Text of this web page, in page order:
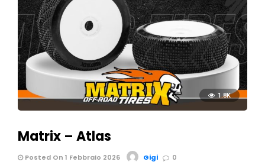
1.8K
Matrix – Atlas
Posted On 1 Febbraio 2026 Gigi 0